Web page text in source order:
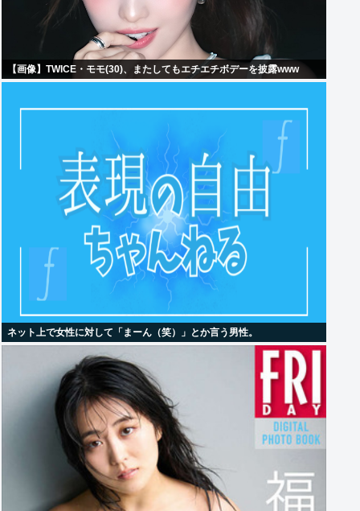
【画像】TWICE・モモ(30)、またしてもエチエチボデーを披露www
ネット上で女性に対して「まーん（笑）」とか言う男性。